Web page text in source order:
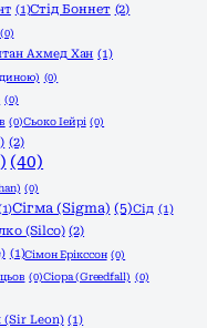
(1)Стід Боннет (2)
(0)
Ахмед Хан (1)
(0)
(0)
(0)Сьоко Іейрі (0)
(2)
(40)
(0)
Сігма (Sigma) (5)Сід (1)
(Silco) (2)
(1)Сімон Ерікссон (0)
(0)Сіора (Greedfall) (0)
(Sir Leon) (1)